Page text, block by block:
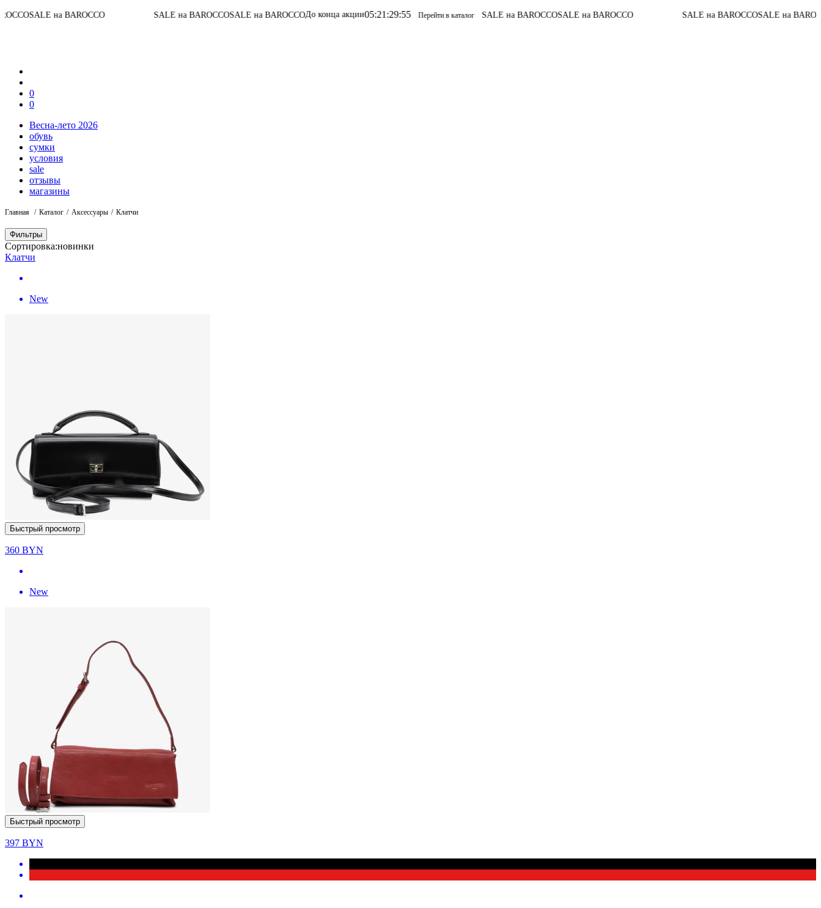
на BAROCCO SALE на BAROCCOSALE на BAROCCOДо конца акции05:21:29:55 Перейти в каталог SALE на BAROCCOSALE на BAROCCO SALE на BAROCCOSALE на BAROCCOДо
0
0
Весна-лето 2026
обувь
сумки
условия
sale
отзывы
магазины
Главная Каталог Аксессуары Клатчи
Фильтры
Сортировка:новинки
Клатчи
New
Быстрый просмотр
360 BYN
New
Быстрый просмотр
397 BYN